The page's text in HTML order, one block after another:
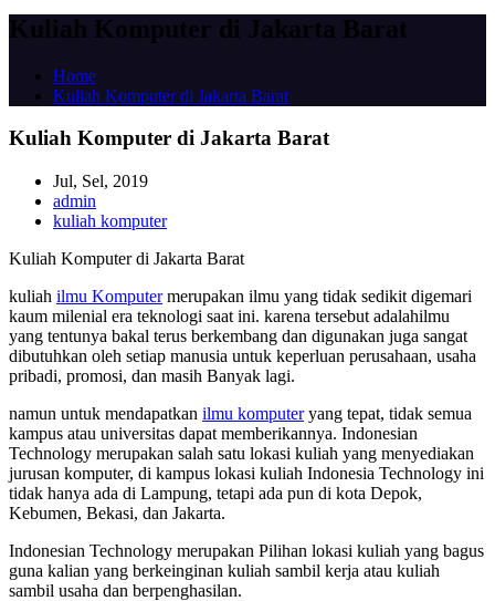
Kuliah Komputer di Jakarta Barat
Home
Kuliah Komputer di Jakarta Barat
Kuliah Komputer di Jakarta Barat
Jul, Sel, 2019
admin
kuliah komputer
Kuliah Komputer di Jakarta Barat
kuliah ilmu Komputermerupakan ilmu yang tidak sedikit digemari
kaum milenial era teknologi saat ini. karena tersebut adalahilmu
yang tentunya bakal terus berkembang dan digunakan juga sangat
dibutuhkan oleh setiap manusia untuk keperluan perusahaan, usaha
pribadi, promosi, dan masih Banyak lagi.
namun untuk mendapatkan ilmu komputeryang tepat, tidak semua
kampus atau universitas dapat memberikannya. Indonesian
Technology merupakan salah satu lokasi kuliah yang menyediakan
jurusan komputer, di kampus lokasi kuliah Indonesia Technology ini
tidak hanya ada di Lampung, tetapi ada pun di kota Depok,
Kebumen, Bekasi, dan Jakarta.
Indonesian Technology merupakan Pilihan lokasi kuliah yang bagus
guna kalian yang berkeinginan kuliah sambil kerja atau kuliah
sambil usaha dan berpenghasilan.